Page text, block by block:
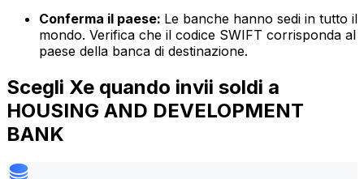
Conferma il paese: Le banche hanno sedi in tutto il
mondo. Verifica che il codice SWIFT corrisponda al
paese della banca di destinazione.
Scegli Xe quando invii soldi a
HOUSING AND DEVELOPMENT
BANK